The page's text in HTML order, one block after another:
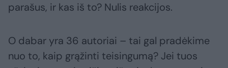
parašus, ir kas iš to? Nulis reakcijos.
O dabar yra 36 autoriai – tai gal pradėkime
nuo to, kaip grąžinti teisingumą? Jei tuos